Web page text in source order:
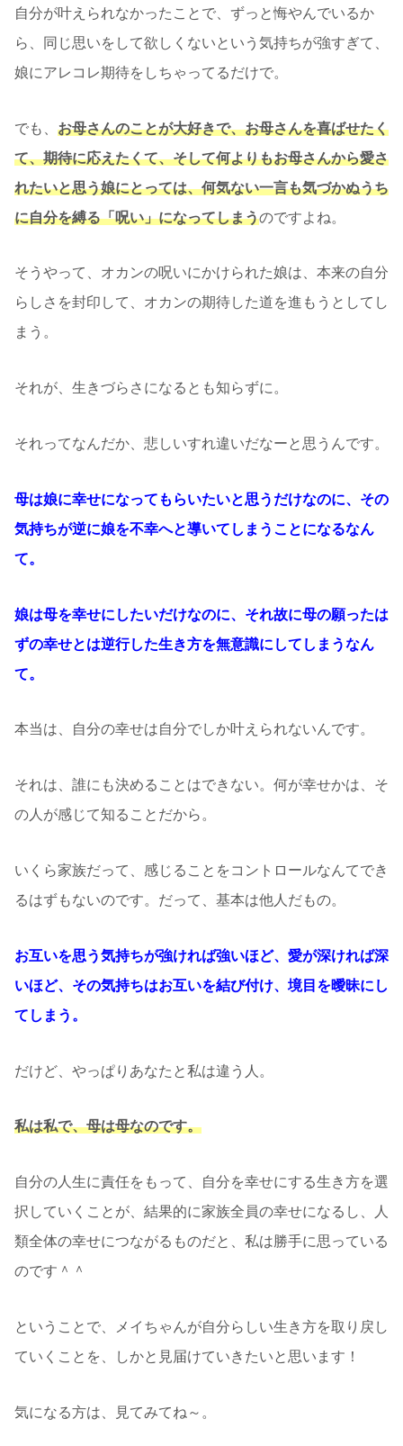
自分が叶えられなかったことで、ずっと悔やんでいるか
ら、同じ思いをして欲しくないという気持ちが強すぎて、
娘にアレコレ期待をしちゃってるだけで。
でも、 お母さんのことが大好きで、お母さんを喜ばせたく
て、期待に応えたくて、そして何よりもお母さんから愛さ
れたいと思う娘にとっては、何気ない一言も気づかぬうち
に自分を縛る「呪い」になってしまうのですよね。
そうやって、オカンの呪いにかけられた娘は、本来の自分
らしさを封印して、オカンの期待した道を進もうとしてし
まう。
それが、生きづらさになるとも知らずに。
それってなんだか、悲しいすれ違いだなーと思うんです。
母は娘に幸せになってもらいたいと思うだけなのに、その
気持ちが逆に娘を不幸へと導いてしまうことになるなん
て。
娘は母を幸せにしたいだけなのに、それ故に母の願ったは
ずの幸せとは逆行した生き方を無意識にしてしまうなん
て。
本当は、自分の幸せは自分でしか叶えられないんです。
それは、誰にも決めることはできない。何が幸せかは、そ
の人が感じて知ることだから。
いくら家族だって、感じることをコントロールなんてでき
るはずもないのです。だって、基本は他人だもの。
お互いを思う気持ちが強ければ強いほど、愛が深ければ深
いほど、その気持ちはお互いを結び付け、境目を曖昧にし
てしまう。
だけど、やっぱりあなたと私は違う人。
私は私で、母は母なのです。
自分の人生に責任をもって、自分を幸せにする生き方を選
択していくことが、結果的に家族全員の幸せになるし、人
類全体の幸せにつながるものだと、私は勝手に思っている
のです＾＾
ということで、メイちゃんが自分らしい生き方を取り戻し
ていくことを、しかと見届けていきたいと思います！
気になる方は、見てみてね～。